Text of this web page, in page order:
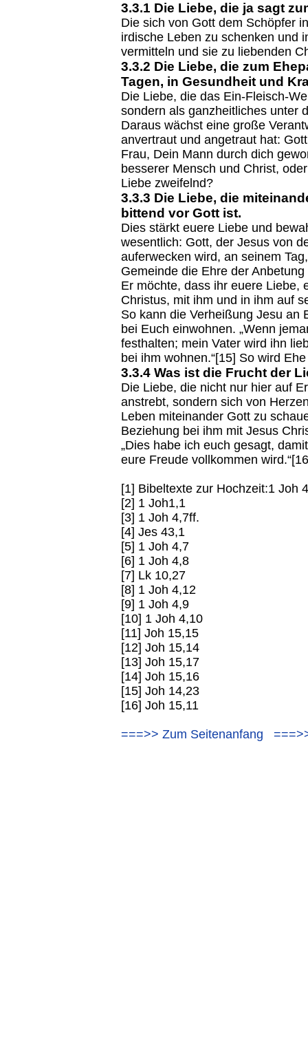
3.3.1 Die Liebe, die ja sagt
Die sich von Gott dem Schöpfer
irdische Leben zu schenken und
vermitteln und sie zu liebenden
3.3.2 Die Liebe, die zum
Tagen, in Gesundheit und
Die Liebe, die das Ein-Fleisch-
sondern als ganzheitliches unter
Daraus wächst eine große
anvertraut und angetraut hat:
Frau, Dein Mann durch dich
besserer Mensch und Christ,
Liebe zweifelnd?
3.3.3 Die Liebe, die
bittend vor Gott ist.
Dies stärkt euere Liebe und
wesentlich: Gott, der Jesus von
auferwecken wird, an seinem
Gemeinde die Ehre der
Er möchte, dass ihr euere Liebe,
Christus, mit ihm und in ihm auf
So kann die Verheißung Jesu an
bei Euch einwohnen. „Wenn
festhalten; mein Vater wird ihn
bei ihm wohnen.“[15] So wird
3.3.4 Was ist die Frucht der
Die Liebe, die nicht nur hier auf
anstrebt, sondern sich von
Leben miteinander Gott zu
Beziehung bei ihm mit Jesus
„Dies habe ich euch gesagt,
eure Freude vollkommen
[1] Bibeltexte zur Hochzeit:1 Joh
[2] 1 Joh1,1
[3] 1 Joh 4,7ff.
[4] Jes 43,1
[5] 1 Joh 4,7
[6] 1 Joh 4,8
[7] Lk 10,27
[8] 1 Joh 4,12
[9] 1 Joh 4,9
[10] 1 Joh 4,10
[11] Joh 15,15
[12] Joh 15,14
[13] Joh 15,17
[14] Joh 15,16
[15] Joh 14,23
[16] Joh 15,11
===>> Zum Seitenanfang